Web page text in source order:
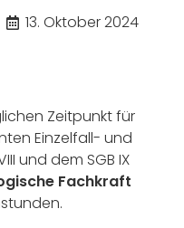
13. Oktober 2024
Zeitpunkt für
Einzelfall- und
und dem SGB IX
Fachkraft